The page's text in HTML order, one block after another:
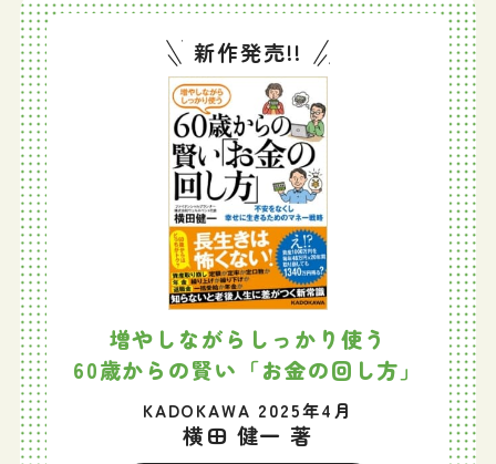
新作発売!!
増やしながらしっかり使う
60歳からの賢い「お金の回し方」
KADOKAWA 2025年4月
横田 健一 著